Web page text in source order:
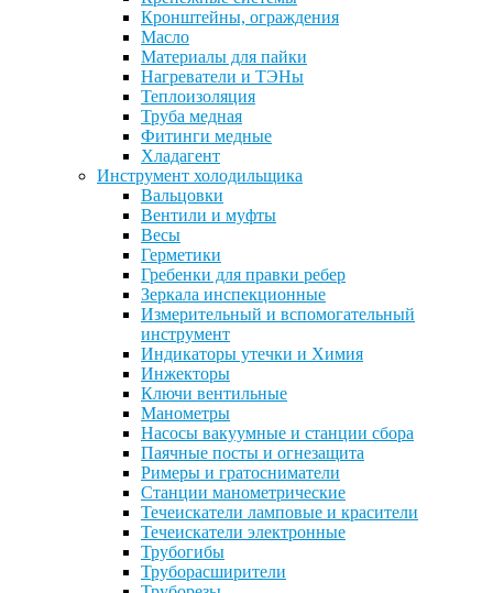
Кронштейны, ограждения
Масло
Материалы для пайки
Нагреватели и ТЭНы
Теплоизоляция
Труба медная
Фитинги медные
Хладагент
Инструмент холодильщика
Вальцовки
Вентили и муфты
Весы
Герметики
Гребенки для правки ребер
Зеркала инспекционные
Измерительный и вспомогательный
инструмент
Индикаторы утечки и Химия
Инжекторы
Ключи вентильные
Манометры
Насосы вакуумные и станции сбора
Паячные посты и огнезащита
Римеры и гратосниматели
Станции манометрические
Течеискатели ламповые и красители
Течеискатели электронные
Трубогибы
Труборасширители